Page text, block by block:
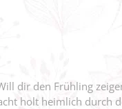
dir den Frühling
holt heimlich durch